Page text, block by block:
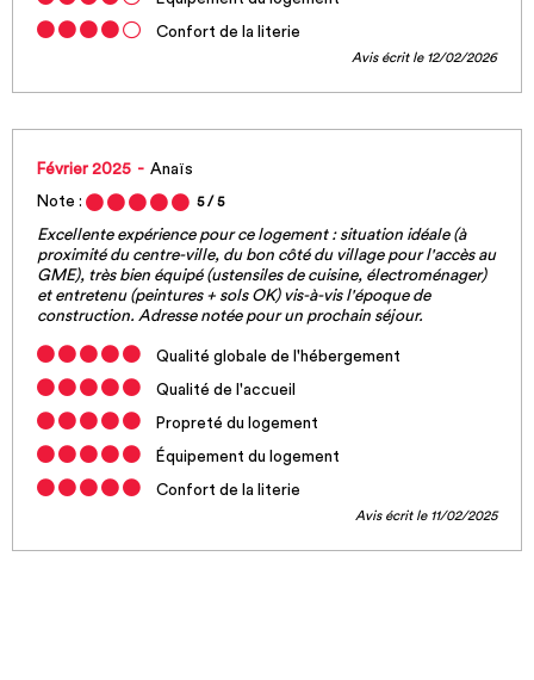
Confort de la literie
Avis écrit le 12/02/2026
Février 2025
Anaïs
Note :
5 / 5
Excellente expérience pour ce logement : situation idéale (à
proximité du centre-ville, du bon côté du village pour l'accès au
GME), très bien équipé (ustensiles de cuisine, électroménager)
et entretenu (peintures + sols OK) vis-à-vis l'époque de
construction. Adresse notée pour un prochain séjour.
Qualité globale de l'hébergement
Qualité de l'accueil
Propreté du logement
Équipement du logement
Confort de la literie
Avis écrit le 11/02/2025